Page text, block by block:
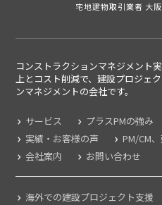
宅地建物取引業者 大
コンストラクションマネジメント
上とコスト削減で、建設プロジェ
ンマネジメントの会社です。
サービス プラスPMの強み
実績・お客様の声
PM/CM
会社案内
お問い合わせ
海外での建設プロジェクト支援